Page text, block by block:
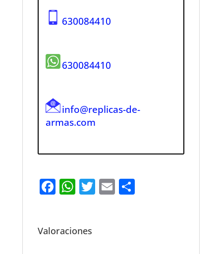
630084410
630084410
info@replicas-de-
armas.com
F
e
W
s
T E S
Valoraciones